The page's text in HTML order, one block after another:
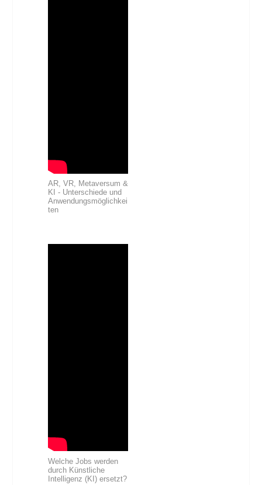
AR, VR, Metaversum &
KI - Unterschiede und
Anwendungsmöglichkei
ten
Welche Jobs werden
durch Künstliche
Intelligenz (KI) ersetzt?